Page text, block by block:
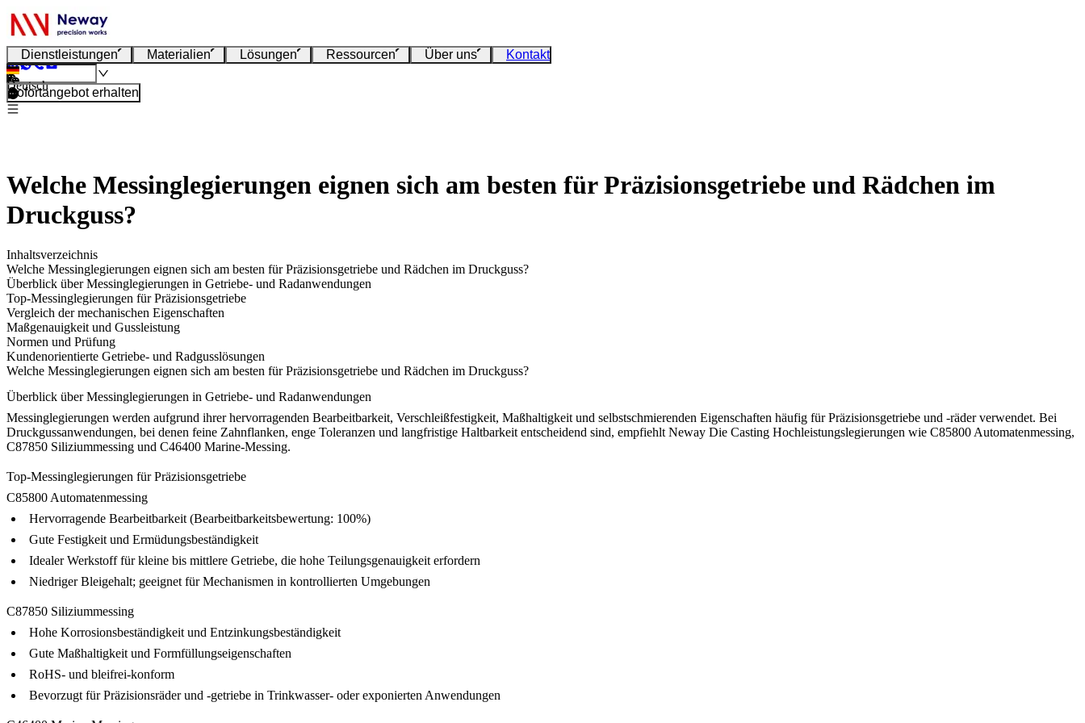
Dienstleistungen Materialien Lösungen Ressourcen Über uns Kontakt
Deutsch
Sofortangebot erhalten
Welche Messinglegierungen eignen sich am besten für Präzisionsgetriebe und Rädchen im
Druckguss?
Inhaltsverzeichnis
Welche Messinglegierungen eignen sich am besten für Präzisionsgetriebe und Rädchen im Druckguss?
Überblick über Messinglegierungen in Getriebe- und Radanwendungen
Top-Messinglegierungen für Präzisionsgetriebe
Vergleich der mechanischen Eigenschaften
Maßgenauigkeit und Gussleistung
Normen und Prüfung
Kundenorientierte Getriebe- und Radgusslösungen
Welche Messinglegierungen eignen sich am besten für Präzisionsgetriebe und Rädchen im Druckguss?
Überblick über Messinglegierungen in Getriebe- und Radanwendungen
Messinglegierungen werden aufgrund ihrer hervorragenden Bearbeitbarkeit, Verschleißfestigkeit, Maßhaltigkeit und selbstschmierenden Eigenschaften häufig für Präzisionsgetriebe und -räder verwendet. Bei
Druckgussanwendungen, bei denen feine Zahnflanken, enge Toleranzen und langfristige Haltbarkeit entscheidend sind, empfiehlt Neway Die Casting Hochleistungslegierungen wie C85800 Automatenmessing,
C87850 Siliziummessing und C46400 Marine-Messing.
Top-Messinglegierungen für Präzisionsgetriebe
C85800 Automatenmessing
Hervorragende Bearbeitbarkeit (Bearbeitbarkeitsbewertung: 100%)
Gute Festigkeit und Ermüdungsbeständigkeit
Idealer Werkstoff für kleine bis mittlere Getriebe, die hohe Teilungsgenauigkeit erfordern
Niedriger Bleigehalt; geeignet für Mechanismen in kontrollierten Umgebungen
C87850 Siliziummessing
Hohe Korrosionsbeständigkeit und Entzinkungsbeständigkeit
Gute Maßhaltigkeit und Formfüllungseigenschaften
RoHS- und bleifrei-konform
Bevorzugt für Präzisionsräder und -getriebe in Trinkwasser- oder exponierten Anwendungen